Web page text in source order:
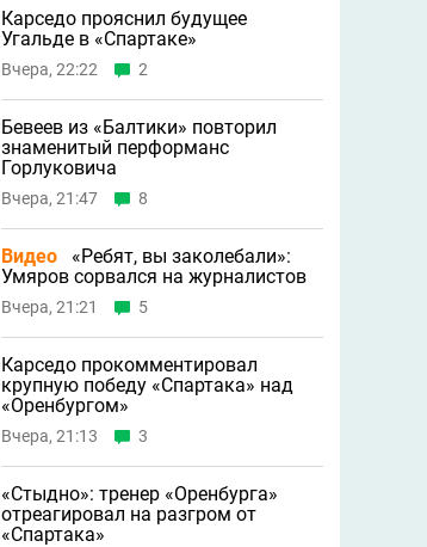
Карседо прояснил будущее
Угальде в «Спартаке»
Вчера, 22:22 2
Бевеев из «Балтики» повторил
знаменитый перформанс
Горлуковича
Вчера, 21:47 8
Видео
«Ребят, вы заколебали»:
Умяров сорвался на журналистов
Вчера, 21:21 5
Карседо прокомментировал
крупную победу «Спартака» над
«Оренбургом»
Вчера, 21:13 3
«Стыдно»: тренер «Оренбурга»
отреагировал на разгром от
«Спартака»